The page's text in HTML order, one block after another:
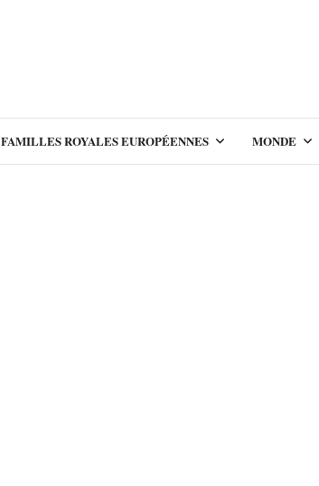
FAMILLES ROYALES EUROPÉENNES MONDE